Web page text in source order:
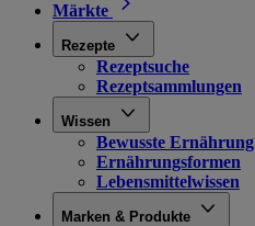
Märkte
Rezepte
Rezeptsuche
Rezeptsammlungen
Wissen
Bewusste Ernährung
Ernährungsformen
Lebensmittelwissen
Marken & Produkte